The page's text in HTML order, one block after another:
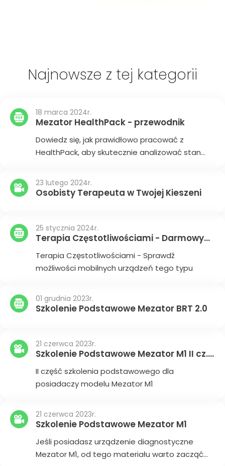
Najnowsze z tej kategorii
18 marca 2024r.
Mezator HealthPack - przewodnik
Dowiedz się, jak prawidłowo pracować z
HealthPack, aby skutecznie analizować stan
23 lutego 2024r.
Osobisty Terapeuta w Twojej Kieszeni
25 stycznia 2024r.
Terapia Częstotliwościami - Darmowy
Kurs
Terapia Częstotliwościami - Sprawdź
możliwości mobilnych urządzeń tego typu
01 grudnia 2023r.
Szkolenie Podstawowe Mezator BRT 2.0
21 czerwca 2023r.
Szkolenie Podstawowe Mezator M1 II cz.
Video
II część szkolenia podstawowego dla
posiadaczy modelu Mezator M1
21 czerwca 2023r.
Szkolenie Podstawowe Mezator M1
Jeśli posiadasz urządzenie diagnostyczne
Mezator M1, od tego materiału warto zacząć